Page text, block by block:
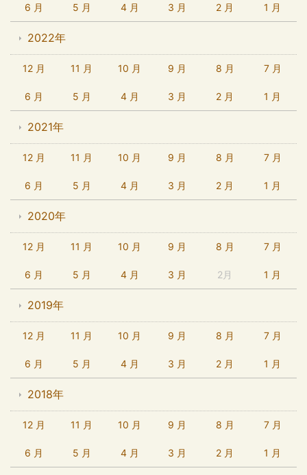
6 月 5 月 4 月 3 月 2 月 1 月
2022年
12 月 11 月 10 月 9 月 8 月 7 月
6 月 5 月 4 月 3 月 2 月 1 月
2021年
12 月 11 月 10 月 9 月 8 月 7 月
6 月 5 月 4 月 3 月 2 月 1 月
2020年
12 月 11 月 10 月 9 月 8 月 7 月
6 月 5 月 4 月 3 月 2月 1 月
2019年
12 月 11 月 10 月 9 月 8 月 7 月
6 月 5 月 4 月 3 月 2 月 1 月
2018年
12 月 11 月 10 月 9 月 8 月 7 月
6 月 5 月 4 月 3 月 2 月 1 月